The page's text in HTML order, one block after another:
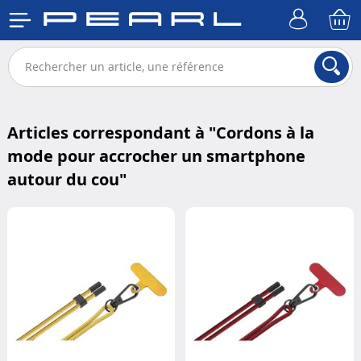
Articles correspondant à "Cordons à la
mode pour accrocher un smartphone
autour du cou"